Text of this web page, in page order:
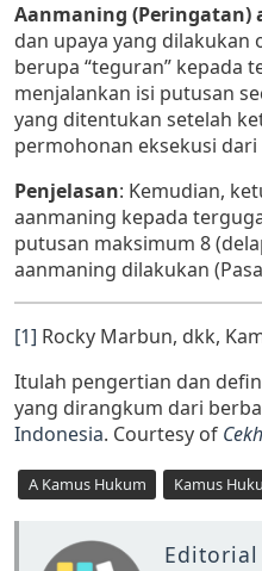
Aanmaning (Peringatan)
dan upaya yang dilakukan
berupa “teguran” kepada
menjalankan isi putusan
yang ditentukan setelah
permohonan eksekusi
Penjelasan: Kemudian,
aanmaning kepada
putusan maksimum 8
aanmaning dilakukan
[1] Rocky Marbun, dkk,
Itulah pengertian dan
yang dirangkum dari
Indonesia. Courtesy of
A Kamus Hukum Kamus
Editorial